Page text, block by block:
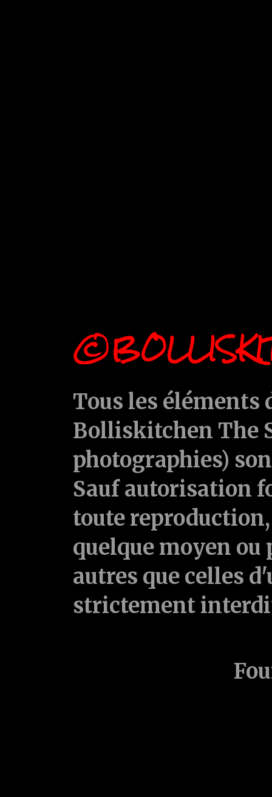
Tous les
Bolliskitchen The
photographies)
Sauf autorisation
toute
quelque moyen ou
autres que celles
strictement